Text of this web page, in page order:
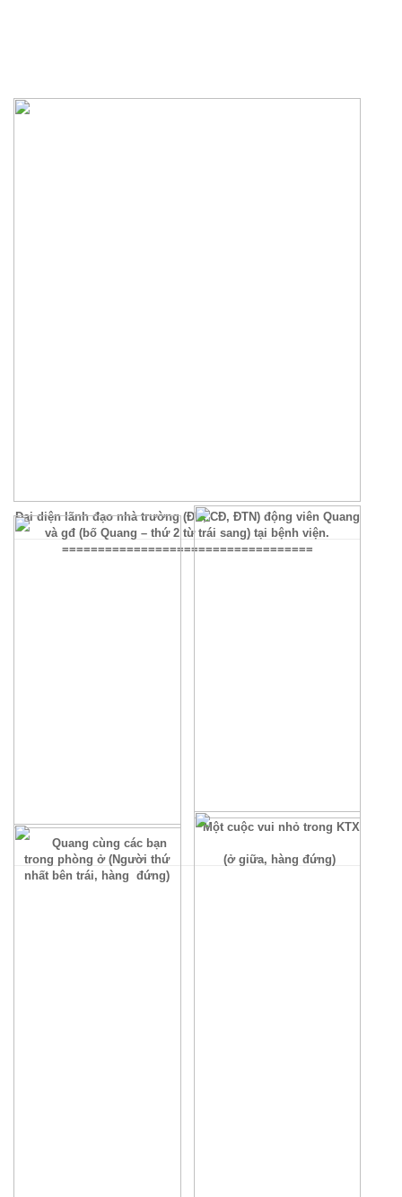
Đại diện lãnh đạo nhà trường (ĐU, CĐ, ĐTN) động viên Quang
và gđ (bố Quang – thứ 2 từ trái sang) tại bệnh viện.
===================================
Quang cùng các bạn
trong phòng ở (Người thứ
nhất bên trái, hàng đứng)
Một cuộc vui nhỏ trong KTX
(ở giữa, hàng đứng)